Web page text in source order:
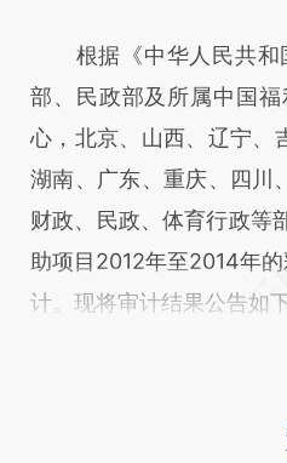
根据《中华人民共和
部、民政部及所属中国
心，北京、山西、辽宁、
湖南、广东、重庆、四川
财政、民政、体育行政等
助项目2012年至2014年
计。现将审计结果公告如